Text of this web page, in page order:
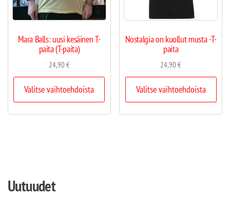
Mara Balls: uusi kesäinen T-
paita (T-paita)
24,90€
Valitse vaihtoehdoista
Nostalgia on kuollut musta -T-
paita
24,90€
Valitse vaihtoehdoista
Uutuudet